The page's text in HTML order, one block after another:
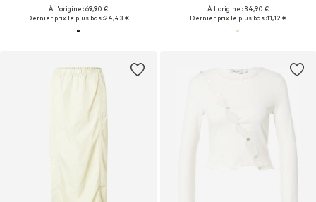
À l'origine : 69,90 €
Dernier prix le plus bas :24,43 €
À l'origine : 34,90 €
Dernier prix le plus bas :11,12 €